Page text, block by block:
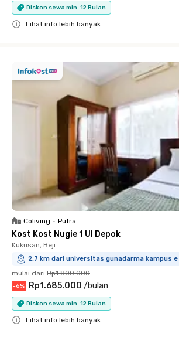
Diskon sewa min. 12 Bulan
Lihat info lebih banyak
Coliving • Putra
Kost Kost Nugie 1 UI Depok
Kukusan, Beji
2.7 km dari universitas gunadarma kampus e
mulai dari Rp1.800.000
-6% Rp1.685.000 /bulan
Diskon sewa min. 12 Bulan
Lihat info lebih banyak